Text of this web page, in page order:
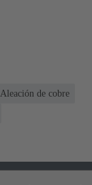
Aleación de cobre